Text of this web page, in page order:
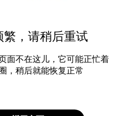
繁，请稍后重试
面不在这儿，它可能正忙着
，稍后就能恢复正常